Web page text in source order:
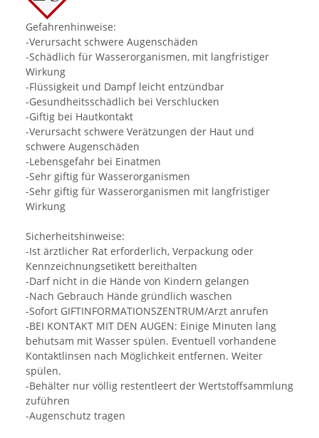
Gefahrenhinweise:
-Verursacht schwere Augenschäden
-Schädlich für Wasserorganismen, mit langfristiger
Wirkung
-Flüssigkeit und Dampf leicht entzündbar
-Gesundheitsschädlich bei Verschlucken
-Giftig bei Hautkontakt
-Verursacht schwere Verätzungen der Haut und
schwere Augenschäden
-Lebensgefahr bei Einatmen
-Sehr giftig für Wasserorganismen
-Sehr giftig für Wasserorganismen mit langfristiger
Wirkung
Sicherheitshinweise:
-Ist ärztlicher Rat erforderlich, Verpackung oder
Kennzeichnungsetikett bereithalten
-Darf nicht in die Hände von Kindern gelangen
-Nach Gebrauch Hände gründlich waschen
-Sofort GIFTINFORMATIONSZENTRUM/Arzt anrufen
-BEI KONTAKT MIT DEN AUGEN: Einige Minuten lang
behutsam mit Wasser spülen. Eventuell vorhandene
Kontaktlinsen nach Möglichkeit entfernen. Weiter
spülen.
-Behälter nur völlig restentleert der Wertstoffsammlung
zuführen
-Augenschutz tragen